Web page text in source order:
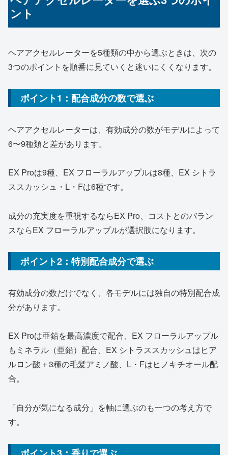
ント
ヘアアクセルレーターを5種類の中から選ぶときは、次の
3つのポイントを順番に見ていくと迷いにくくなります。
ポイント1：配合成分の数で選ぶ
ヘアアクセルレーターは、有効成分の数がモデルによって
6〜9種類と差があります。
EX Proは9種、EX フローラルアップルは8種、EX シトラ
ススカッシュ・L・Fは6種です。
成分の充実度を重視するならEX Pro、コストとのバラン
スならEX フローラルアップルが選択肢になります。
ポイント2：特別配合成分で選ぶ
有効成分の数だけでなく、各モデルには独自の特別配合成
分があります。
EX Proは亜鉛を最高濃度で配合、EX フローラルアップル
もミネラル（亜鉛）配合、EX シトラススカッシュはヒア
ルロン酸＋3種の毛髪アミノ酸、L・Fはヒノキチオール配
合。
「自分が気になる成分」を軸に選ぶのも一つの考え方で
す。